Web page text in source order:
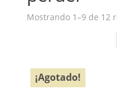
Mostrando 1–9 de 12
¡Agotado!